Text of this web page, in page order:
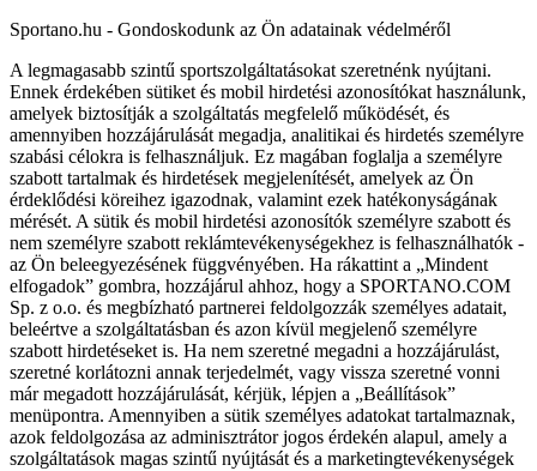
Sportano.hu - Gondoskodunk az Ön adatainak védelméről
A legmagasabb szintű sportszolgáltatásokat szeretnénk nyújtani.
Ennek érdekében sütiket és mobil hirdetési azonosítókat használunk,
amelyek biztosítják a szolgáltatás megfelelő működését, és
amennyiben hozzájárulását megadja, analitikai és hirdetés személyre
szabási célokra is felhasználjuk. Ez magában foglalja a személyre
szabott tartalmak és hirdetések megjelenítését, amelyek az Ön
érdeklődési köreihez igazodnak, valamint ezek hatékonyságának
mérését. A sütik és mobil hirdetési azonosítók személyre szabott és
nem személyre szabott reklámtevékenységekhez is felhasználhatók -
az Ön beleegyezésének függvényében. Ha rákattint a „Mindent
elfogadok” gombra, hozzájárul ahhoz, hogy a SPORTANO.COM
Sp. z o.o. és megbízható partnerei feldolgozzák személyes adatait,
beleértve a szolgáltatásban és azon kívül megjelenő személyre
szabott hirdetéseket is. Ha nem szeretné megadni a hozzájárulást,
szeretné korlátozni annak terjedelmét, vagy vissza szeretné vonni
már megadott hozzájárulását, kérjük, lépjen a „Beállítások”
menüpontra. Amennyiben a sütik személyes adatokat tartalmaznak,
azok feldolgozása az adminisztrátor jogos érdekén alapul, amely a
szolgáltatások magas szintű nyújtását és a marketingtevékenységek